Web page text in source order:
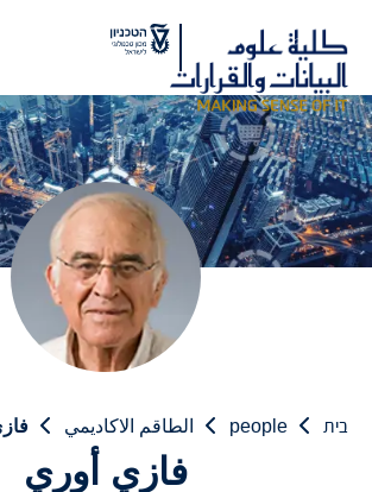
Content
בית people الطاقم الاكاديمي
فازي أوري